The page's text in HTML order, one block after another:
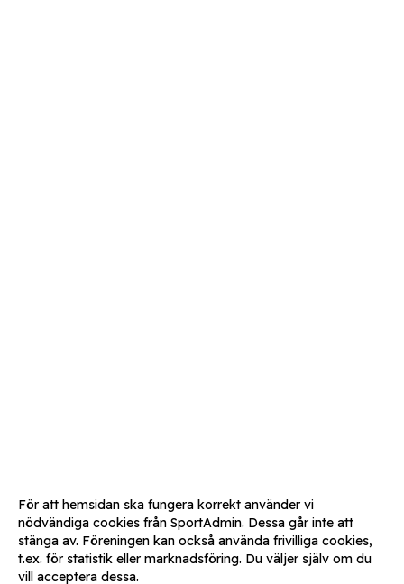
För att hemsidan ska fungera korrekt använder vi
nödvändiga cookies från SportAdmin. Dessa går inte att
stänga av. Föreningen kan också använda frivilliga cookies,
t.ex. för statistik eller marknadsföring. Du väljer själv om du
vill acceptera dessa.